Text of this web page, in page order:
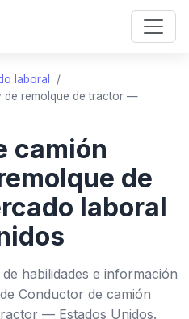
laboral
/
de remolque de tractor —
camión
de
laboral
habilidades e información
Conductor de camión
— Estados Unidos.